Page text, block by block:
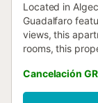
Located in
Guadalfaro
views, this
rooms, this
Cancelación